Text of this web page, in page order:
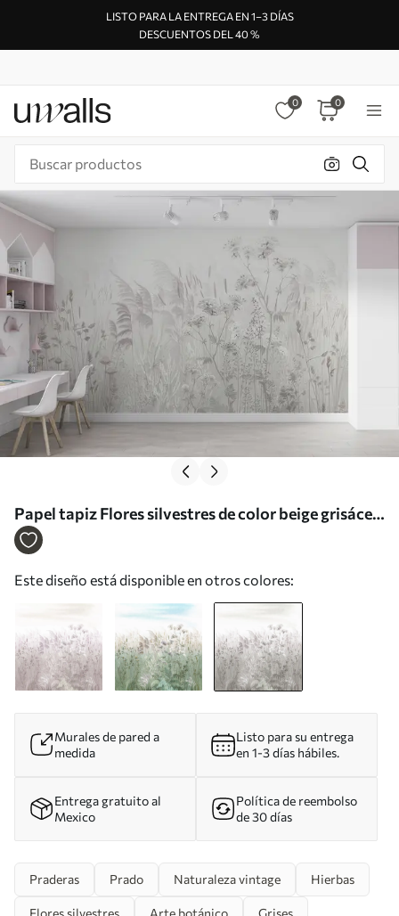
LISTO PARA LA ENTREGA EN 1–3 DÍAS
DESCUENTOS DEL 40 %
0 0
Papel tapiz Flores silvestres de color beige grisáceo
Nr. u00104v2
Este diseño está disponible en otros colores:
Murales de pared a
medida
Listo para su entrega
en 1-3 días hábiles.
Entrega gratuito al
Mexico
Política de reembolso
de 30 días
Praderas Prado Naturaleza vintage Hierbas
Flores silvestres Arte botánico Grises